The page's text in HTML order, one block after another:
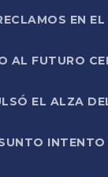
EN
AL FUTURO
EL ALZA